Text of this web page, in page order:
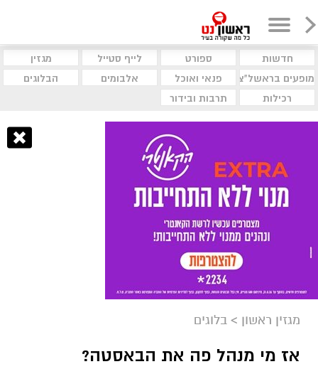
חדשות ספורט לייף סטייל
מגזין
מופעים בראשל"צ
פנאי ואוכל אלבומים
הבלוגים
רכילות
תרבות ובידור
מגזין ראשון > בלוגים
אז מי מנהל פה את הבאסטה?